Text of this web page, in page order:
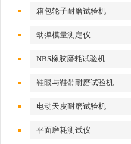
试验机
箱包轮子耐磨试验机
动弹模量测定仪
NBS橡胶磨耗试验机
鞋眼与鞋带耐磨试验机
电动天皮耐磨试验机
平面磨耗测试仪